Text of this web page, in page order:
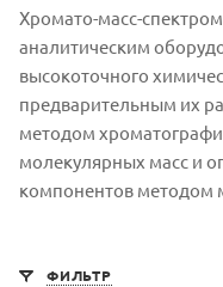
Хромато-масс-
аналитическим
высокоточного
предварительным их
методом
молекулярных масс и
компонентов методом
ФИЛЬТР